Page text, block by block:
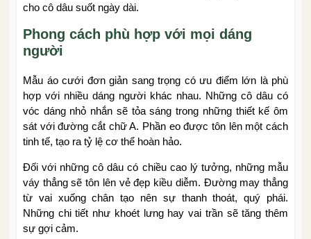
cho cô dâu suốt ngày dài.
Phong cách phù hợp với mọi dáng
người
Mẫu áo cưới đơn giản sang trọng có ưu điểm lớn là phù
hợp với nhiều dáng người khác nhau. Những cô dâu có
vóc dáng nhỏ nhắn sẽ tỏa sáng trong những thiết kế ôm
sát với đường cắt chữ A. Phần eo được tôn lên một cách
tinh tế, tạo ra tỷ lệ cơ thể hoàn hảo.
Đối với những cô dâu có chiều cao lý tưởng, những mẫu
váy thẳng sẽ tôn lên vẻ đẹp kiều diễm. Đường may thẳng
từ vai xuống chân tạo nên sự thanh thoát, quý phái.
Những chi tiết như khoét lưng hay vai trần sẽ tăng thêm
sự gợi cảm.